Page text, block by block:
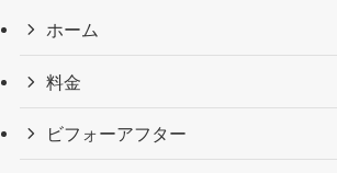
ホーム
料金
ビフォーアフター